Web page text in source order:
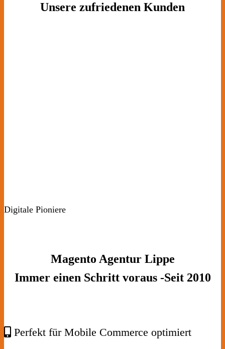
Unsere zufriedenen Kunden
Digitale Pioniere
Magento Agentur Lippe
Immer einen Schritt voraus -Seit 2010
Perfekt für Mobile Commerce optimiert